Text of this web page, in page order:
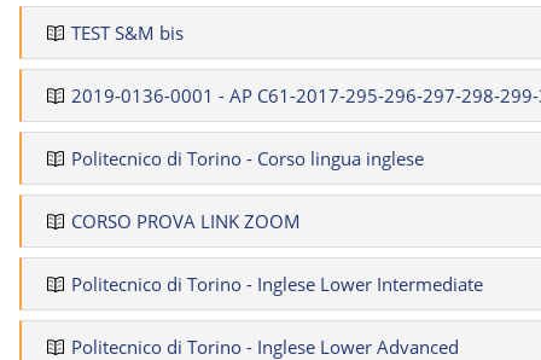
TEST S&M bis
2019-0136-0001 - AP C61-2017-295-296-297-298-
Politecnico di Torino - Corso lingua inglese
CORSO PROVA LINK ZOOM
Politecnico di Torino - Inglese Lower Intermediate
Politecnico di Torino - Inglese Lower Advanced